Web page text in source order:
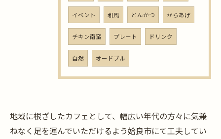
イベント 和風 とんかつ からあげ
チキン南蛮 プレート ドリンク
自然 オードブル
地域に根ざしたカフェとして、幅広い年代の方々に気兼
ねなく足を運んでいただけるよう姶良市にて工夫してい